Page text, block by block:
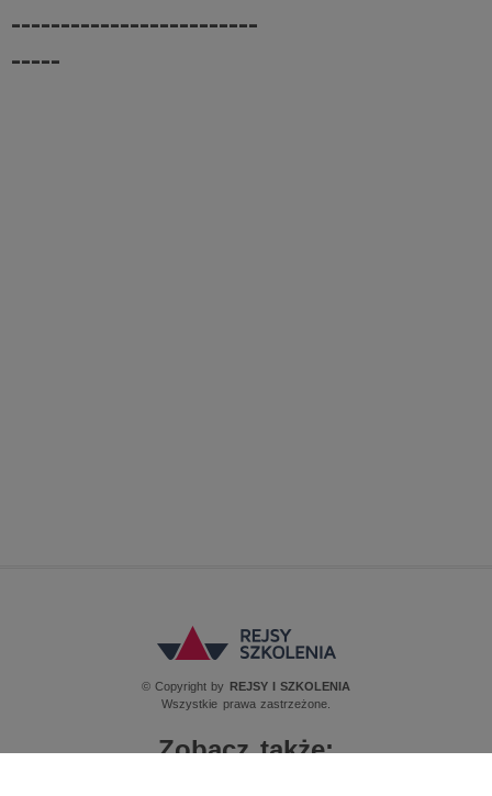
-------------------------
-----
© Copyright by REJSY I SZKOLENIA
Wszystkie prawa zastrzeżone.
Zobacz także: